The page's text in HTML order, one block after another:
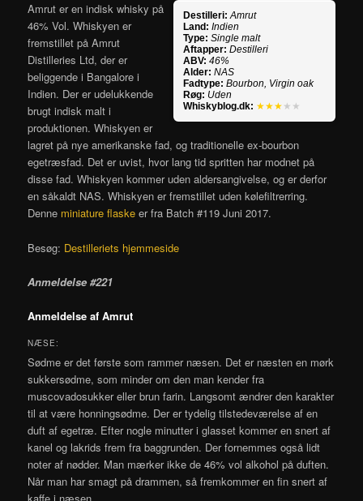
Destilleri: Amrut
Land: Indien
Type: Single malt
Aftapper: Destilleri
ABV: 46%
Alder: NAS
Fadtype: Bourbon, Virgin oak
Røg: Uden
Whiskyblog.dk: ★★★ ★★
Amrut er en indisk whisky på
46% Vol. Whiskyen er
fremstillet på Amrut
Distilleries Ltd, der er
beliggende i Bangalore i
Indien. Der er udelukkende
brugt indisk malt i
produktionen. Whiskyen er
lagret på nye amerikanske fad, og traditionelle ex-bourbon
egetræsfad. Det er uvist, hvor lang tid spritten har modnet på
disse fad. Whiskyen kommer uden aldersangivelse, og er derfor
en såkaldt NAS. Whiskyen er fremstillet uden kølefiltrerring.
Denne miniature flaske er fra Batch #119 Juni 2017.
Besøg: Destilleriets hjemmeside
Anmeldelse #221
Anmeldelse af Amrut
NÆSE:
Sødme er det første som rammer næsen. Det er næsten en mørk
sukkersødme, som minder om den man kender fra
muscovadosukker eller brun farin. Langsomt ændrer den karakter
til at være honningsødme. Der er tydelig tilstedeværelse af en
duft af egetræ. Efter nogle minutter i glasset kommer en snert af
kanel og lakrids frem fra baggrunden. Der fornemmes også lidt
noter af nødder. Man mærker ikke de 46% vol alkohol på duften.
Når man har smagt på drammen, så fremkommer en fin snert af